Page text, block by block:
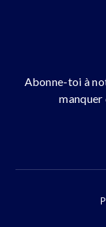
Abonne-toi à
manquer